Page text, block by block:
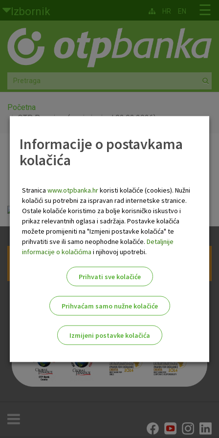
Skoči na glavni sadržaj
Izbornik
Građani
Privatno bankarstvo
Agro
Mala poduzeća i obrtnici
Globalna tržišta
O nama
☰
HR EN
Početna
OTP Premium (u primjeni od 02.02.2026)
OTP Premium (u primjeni
FID-OTP_Premium 02.02.2026.pdf
Informacije o postavkama
kolačića
Stranica www.otpbanka.hrkoristi kolačiće (cookies). Nužni
kolačići su potrebni za ispravan rad internetske stranice.
Ostale kolačiće koristimo za bolje korisničko iskustvo i
prikaz relevantnih oglasa i sadržaja. Postavke kolačića
možete promijeniti na "Izmjeni postavke kolačića" te
prihvatiti sve ili samo neophodne kolačiće. Detaljnije
informacije o kolačićima i njihovoj upotrebi.
Prihvati sve kolačiće
Prihvaćam samo nužne kolačiće
Izmijeni postavke kolačića
Nužni kolačići
Analitički kolačići